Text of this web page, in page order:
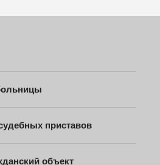
приставов
объект